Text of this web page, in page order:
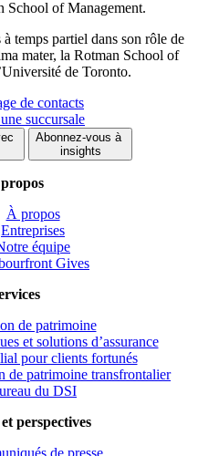
School of Management.
temps partiel dans son rôle de
mater, la Rotman School of
de Toronto.
de contacts
succursale
Abonnez-vous à
insights
À propos
Entreprises
équipe
Gives
de patrimoine
et solutions d’assurance
pour clients fortunés
de patrimoine transfrontalier
du DSI
perspectives
de presse